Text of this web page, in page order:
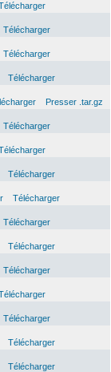
Télécharger
Télécharger
Télécharger
Presser .tar.gz
Télécharger
Télécharger
Télécharger
Télécharger
Télécharger
Télécharger
Télécharger
Télécharger
Télécharger